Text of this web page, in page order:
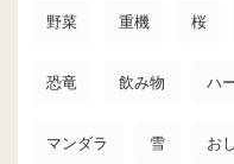
野菜 重機 桜
恐竜 飲み物 ハ
マンダラ 雪 お